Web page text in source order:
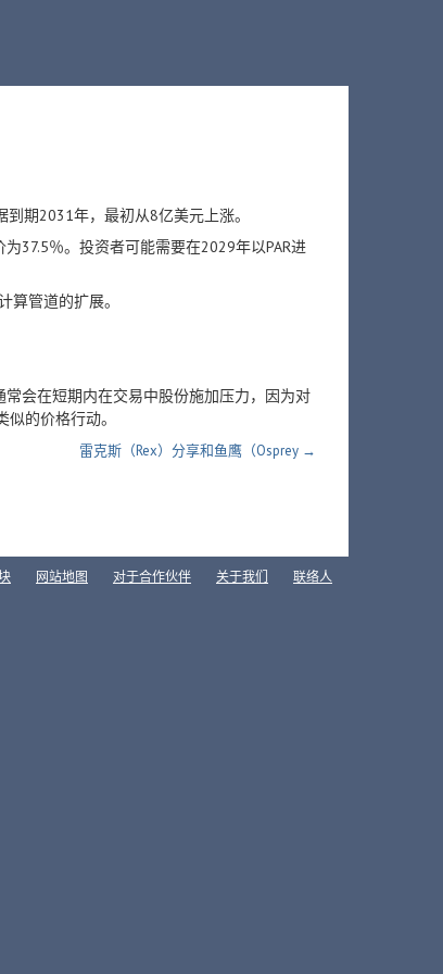
期2031年，最初从8亿美元上涨。
37.5％。投资者可能需要在2029年以PAR进
算管道的扩展。
会在短期内在交易中股份施加压力，因为对
的价格行动。
雷克斯（Rex）分享和鱼鹰（Osprey →
网站地图 对于合作伙伴 关于我们 联络人